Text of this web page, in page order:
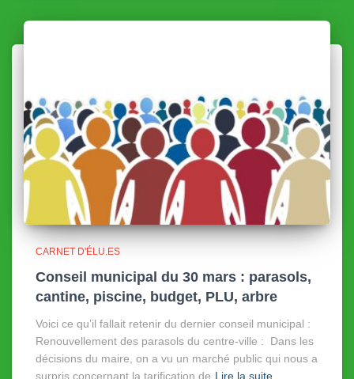
CARNET D'ÉLU.ES
Conseil municipal du 30 mars : parasols,
cantine, piscine, budget, PLU, arbre
Voici ce qu’il fallait retenir du dernier conseil municipal :
Renouvellement des parasols du centre-ville : Dans les
décisions du maire, on a vu un marché public qui nous a
surpris concernant la tarification de Lire la suite…